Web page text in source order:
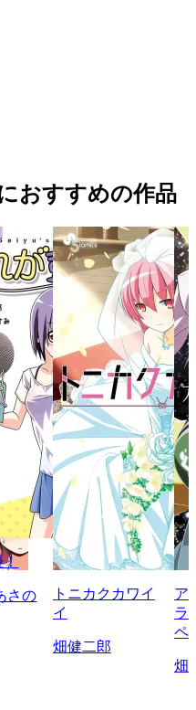
おすすめの作品
！
さの
トニカクカワイ
イ
畑健二郎
ア
ラ
ペ
畑